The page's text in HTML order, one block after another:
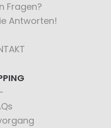
Fragen?
Antworten!